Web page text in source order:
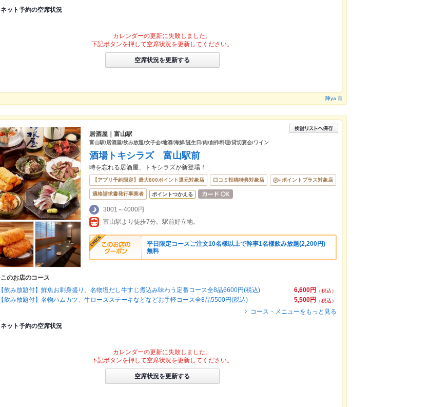
ネット予約の空席状況
カレンダーの更新に失敗しました。
下記ボタンを押して空席状況を更新してください。
空席状況を更新する
陣ya 宵
居酒屋｜富山駅
富山駅/居酒屋/飲み放題/女子会/地酒/海鮮/誕生日/肉/創作料理/貸切宴会/ワイン
酒場トキシラズ 富山駅前
時を忘れる居酒屋、トキシラズが新登場！
【アプリ予約限定】最大800ポイント還元対象店 口コミ投稿特典対象店 ポイントプラス対象店
適格請求書発行事業者 ポイントつかえる
3001～4000円
富山駅より徒歩7分。駅前好立地。
平日限定コースご注文10名様以上で幹事1名様飲み放題(2,200円)
無料
このお店のコース
6,600円
（税込）
【飲み放題付】鮮魚お刺身盛り、名物塩だし牛すじ煮込み味わう定番コース全8品6600円(税込)
5,500円
（税込）
【飲み放題付】名物ハムカツ、牛ロースステーキなどなどお手軽コース全8品5500円(税込)
コース・メニューをもっと見る
ネット予約の空席状況
カレンダーの更新に失敗しました。
下記ボタンを押して空席状況を更新してください。
空席状況を更新する